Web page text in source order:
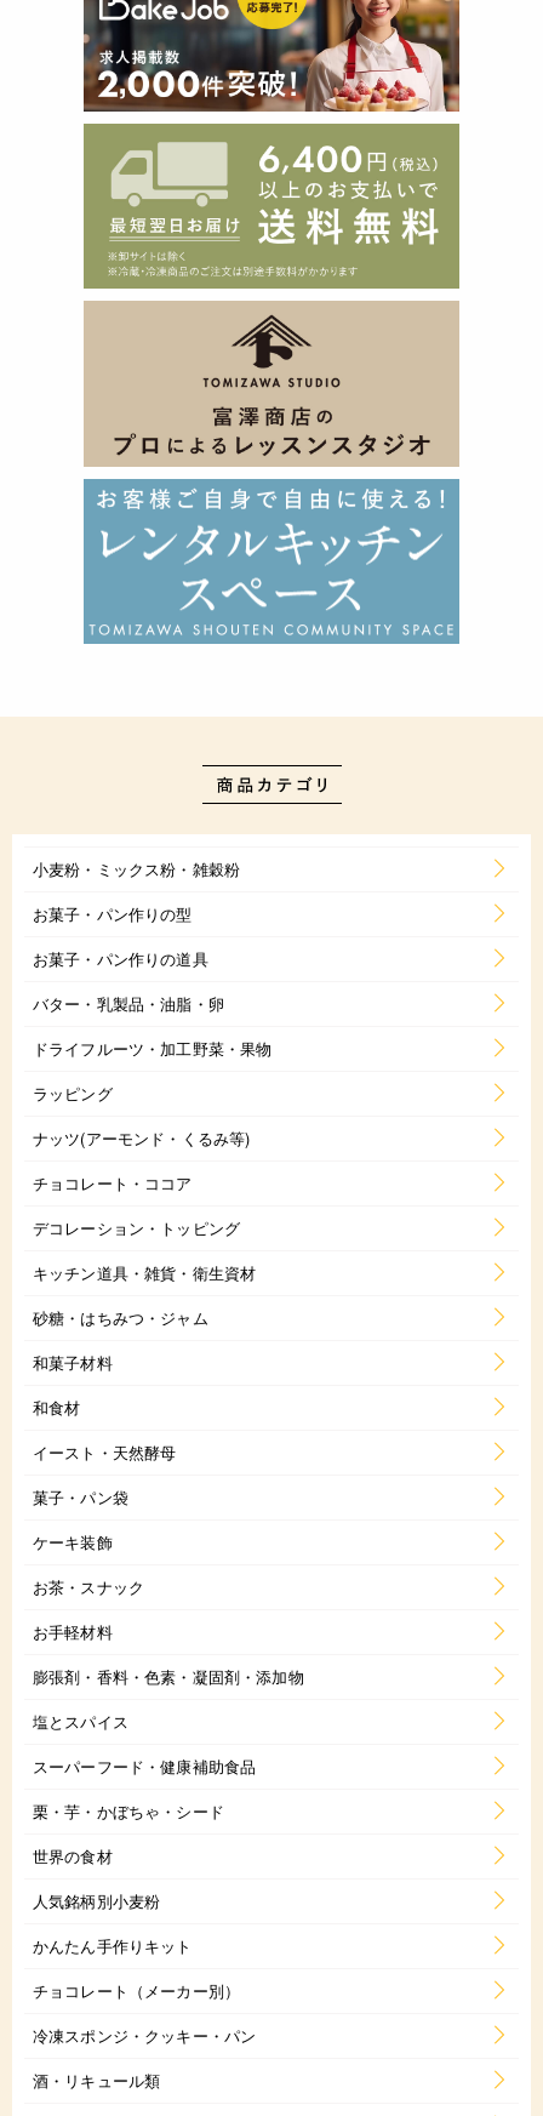
小麦粉・ミックス粉・雑穀粉
お菓子・パン作りの型
お菓子・パン作りの道具
バター・乳製品・油脂・卵
ドライフルーツ・加工野菜・果物
ラッピング
ナッツ(アーモンド・くるみ等)
チョコレート・ココア
デコレーション・トッピング
キッチン道具・雑貨・衛生資材
砂糖・はちみつ・ジャム
和菓子材料
和食材
イースト・天然酵母
菓子・パン袋
ケーキ装飾
お茶・スナック
お手軽材料
膨張剤・香料・色素・凝固剤・添加物
塩とスパイス
スーパーフード・健康補助食品
栗・芋・かぼちゃ・シード
世界の食材
人気銘柄別小麦粉
かんたん手作りキット
チョコレート（メーカー別）
冷凍スポンジ・クッキー・パン
酒・リキュール類